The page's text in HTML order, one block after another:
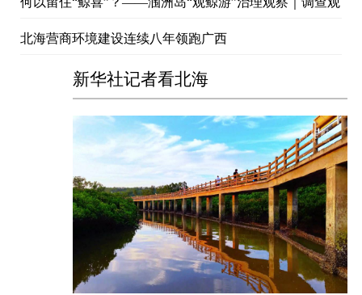
北海营商环境建设连续八年领跑广西
新华社记者看北海